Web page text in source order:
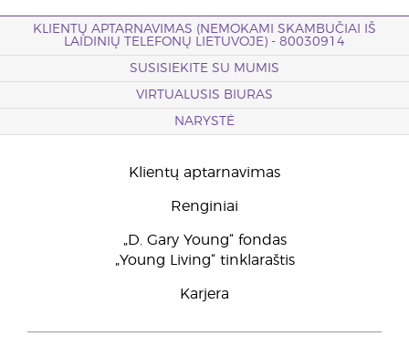
KLIENTŲ APTARNAVIMAS (NEMOKAMI SKAMBUČIAI IŠ
LAIDINIŲ TELEFONŲ LIETUVOJE) - 80030914
SUSISIEKITE SU MUMIS
VIRTUALUSIS BIURAS
NARYSTĖ
Klientų aptarnavimas
Renginiai
„D. Gary Young“ fondas
„Young Living“ tinklaraštis
Karjera